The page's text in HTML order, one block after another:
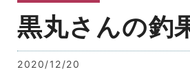
黒丸さんの釣
2020/12/20